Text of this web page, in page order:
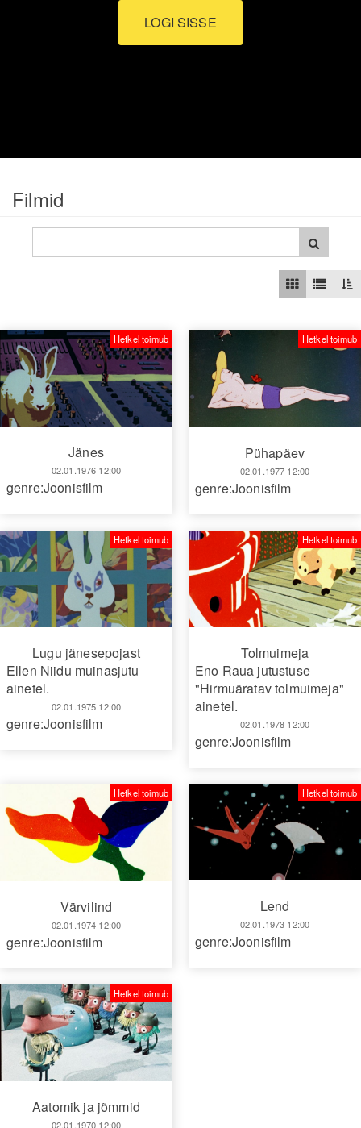
LOGI SISSE
Filmid
Jänes
02.01.1976 12:00
Hetkel toimub
genre:Joonisfilm
Pühapäev
02.01.1977 12:00
Hetkel toimub
genre:Joonisfilm
Lugu jänesepojast
Ellen Niidu muinasjutu
ainetel.
02.01.1975 12:00
Hetkel toimub
genre:Joonisfilm
Tolmuimeja
Eno Raua jutustuse
"Hirmuäratav tolmuimeja"
ainetel.
02.01.1978 12:00
Hetkel toimub
genre:Joonisfilm
Värvilind
02.01.1974 12:00
Hetkel toimub
genre:Joonisfilm
Lend
02.01.1973 12:00
Hetkel toimub
genre:Joonisfilm
Aatomik ja jõmmid
02.01.1970 12:00
Hetkel toimub